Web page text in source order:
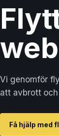
Vi genomför
att avbrott
Få hjälp med